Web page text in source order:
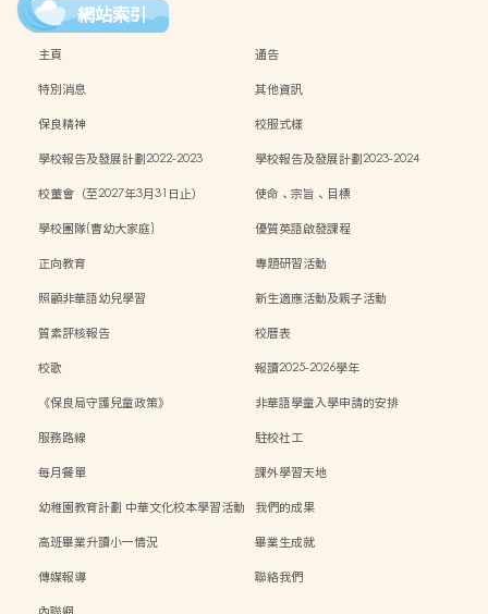
網站索引
主頁
通告
特別消息
其他資訊
保良精神
校服式樣
學校報告及發展計劃2022-2023
學校報告及發展計劃2023-2024
校董會（至2027年3月31日止）
使命、宗旨、目標
學校團隊(曹幼大家庭)
優質英語啟發課程
正向教育
專題研習活動
照顧非華語幼兒學習
新生適應活動及親子活動
質素評核報告
校曆表
校歌
報讀2025-2026學年
《保良局守護兒童政策》
非華語學童入學申請的安排
服務路線
駐校社工
每月餐單
課外學習天地
幼稚園教育計劃 中華文化校本學習活動
我們的成果
高班畢業升讀小一情況
畢業生成就
傳媒報導
聯絡我們